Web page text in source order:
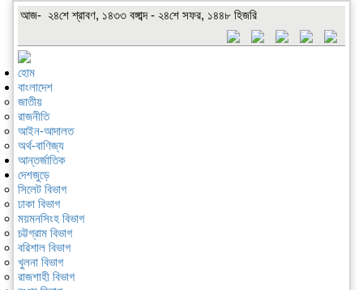
আজ- ২৪শে শ্রাবণ, ১৪৩৩ বঙ্গাব্দ - ২৪শে সফর, ১৪৪৮ হিজরি
হোম
বাংলাদেশ
জাতীয়
রাজনীতি
আইন-আদালত
অর্থ-বাণিজ্য
আন্তর্জাতিক
দেশজুড়ে
সিলেট বিভাগ
ঢাকা বিভাগ
ময়মনসিংহ বিভাগ
চট্টগ্রাম বিভাগ
বরিশাল বিভাগ
খুলনা বিভাগ
রাজশাহী বিভাগ